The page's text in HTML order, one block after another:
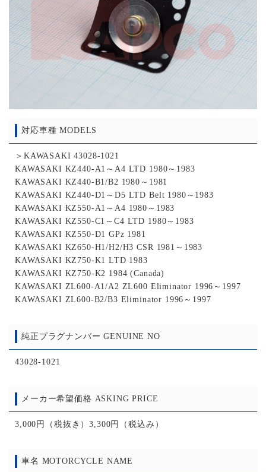
対応車種 MODELS
＞KAWASAKI 43028-1021
KAWASAKI KZ440-A1～A4 LTD 1980～1983
KAWASAKI KZ440-B1/B2 1980～1981
KAWASAKI KZ440-D1～D5 LTD Belt 1980～1983
KAWASAKI KZ550-A1～A4 1980～1983
KAWASAKI KZ550-C1～C4 LTD 1980～1983
KAWASAKI KZ550-D1 GPz 1981
KAWASAKI KZ650-H1/H2/H3 CSR 1981～1983
KAWASAKI KZ750-K1 LTD 1983
KAWASAKI KZ750-K2 1984 (Canada)
KAWASAKI ZL600-A1/A2 ZL600 Eliminator 1996～1997
KAWASAKI ZL600-B2/B3 Eliminator 1996～1997
純正プラグナンバー GENUINE NO
43028-1021
メーカー希望価格 ASKING PRICE
3,000円（税抜き）3,300円（税込み）
車名 MOTORCYCLE NAME